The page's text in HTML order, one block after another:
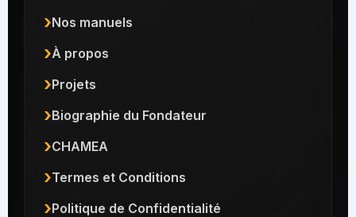
Nos manuels
À propos
Projets
Biographie du Fondateur
CHAMEA
Termes et Conditions
Politique de Confidentialité